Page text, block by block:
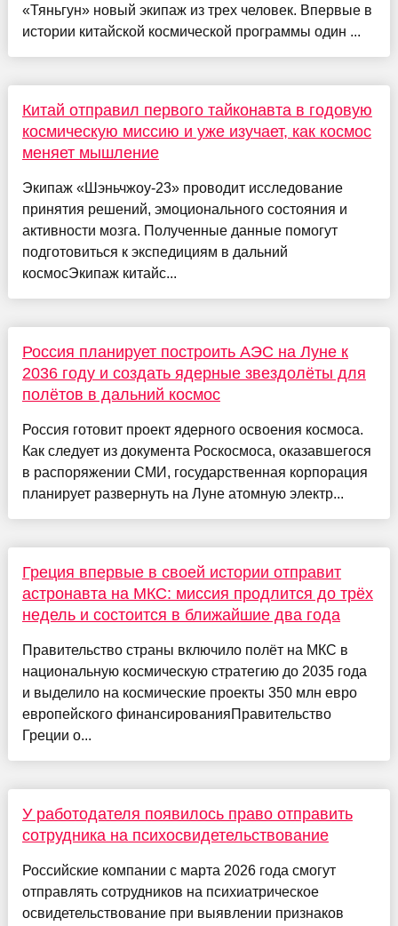
«Тяньгун» новый экипаж из трех человек. Впервые в
истории китайской космической программы один ...
Китай отправил первого тайконавта в годовую
космическую миссию и уже изучает, как космос
меняет мышление
Экипаж «Шэньчжоу-23» проводит исследование
принятия решений, эмоционального состояния и
активности мозга. Полученные данные помогут
подготовиться к экспедициям в дальний
космосЭкипаж китайс...
Россия планирует построить АЭС на Луне к
2036 году и создать ядерные звездолёты для
полётов в дальний космос
Россия готовит проект ядерного освоения космоса.
Как следует из документа Роскосмоса, оказавшегося
в распоряжении СМИ, государственная корпорация
планирует развернуть на Луне атомную электр...
Греция впервые в своей истории отправит
астронавта на МКС: миссия продлится до трёх
недель и состоится в ближайшие два года
Правительство страны включило полёт на МКС в
национальную космическую стратегию до 2035 года
и выделило на космические проекты 350 млн евро
европейского финансированияПравительство
Греции о...
У работодателя появилось право отправить
сотрудника на психосвидетельствование
Российские компании с марта 2026 года смогут
отправлять сотрудников на психиатрическое
освидетельствование при выявлении признаков